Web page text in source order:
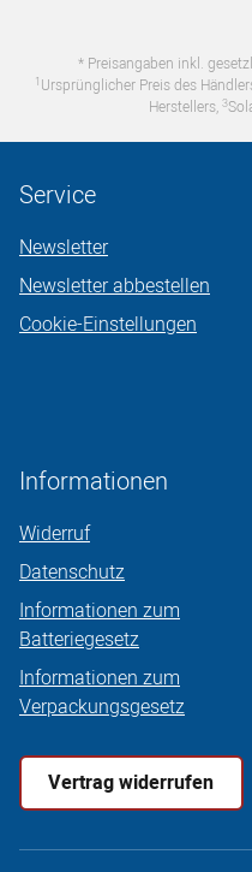
* Preisangaben inkl.
1 Ursprünglicher Preis des
Herstellers, 3
Service
Newsletter
Newsletter abbestellen
Cookie-Einstellungen
Informationen
Widerruf
Datenschutz
Informationen zum
Batteriegesetz
Informationen zum
Verpackungsgesetz
Vertrag widerrufen